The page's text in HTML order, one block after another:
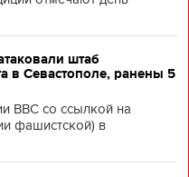
штаб
в Севастополе, ранены 5
BBC со ссылкой на
фашистской) в